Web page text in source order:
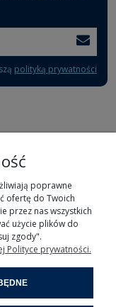
polityką prywatności
poprawne
ofertę do Twoich
przez nas wszystkich
użycie plików do
zgody".
Polityce prywatności.